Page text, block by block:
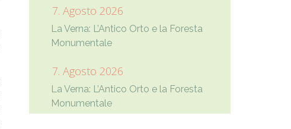
7. Agosto 2026
La Verna: L’Antico Orto e la Foresta
Monumentale
7. Agosto 2026
La Verna: L’Antico Orto e la Foresta
Monumentale